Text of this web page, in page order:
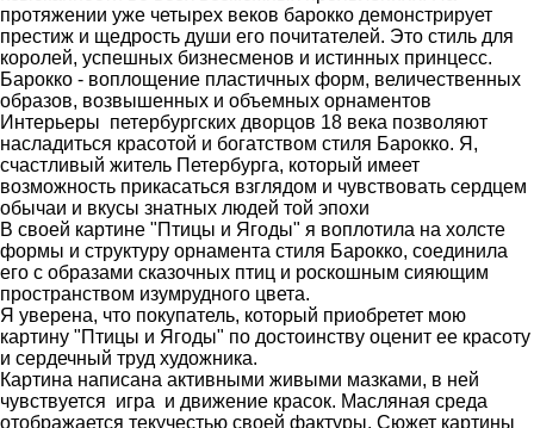
протяжении уже четырех веков барокко демонстрирует
престиж и щедрость души его почитателей. Это стиль для
королей, успешных бизнесменов и истинных принцесс.
Барокко - воплощение пластичных форм, величественных
образов, возвышенных и объемных орнаментов
Интерьеры петербургских дворцов 18 века позволяют
насладиться красотой и богатством стиля Барокко. Я,
счастливый житель Петербурга, который имеет
возможность прикасаться взглядом и чувствовать сердцем
обычаи и вкусы знатных людей той эпохи
В своей картине "Птицы и Ягоды" я воплотила на холсте
формы и структуру орнамента стиля Барокко, соединила
его с образами сказочных птиц и роскошным сияющим
пространством изумрудного цвета.
Я уверена, что покупатель, который приобретет мою
картину "Птицы и Ягоды" по достоинству оценит ее красоту
и сердечный труд художника.
Картина написана активными живыми мазками, в ней
чувствуется игра и движение красок. Масляная среда
отображается текучестью своей фактуры. Сюжет картины